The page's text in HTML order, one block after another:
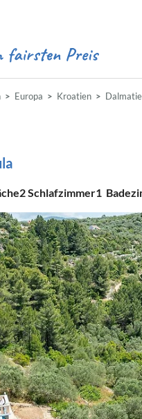
Europa Kroatien
2Schlafzimmer1